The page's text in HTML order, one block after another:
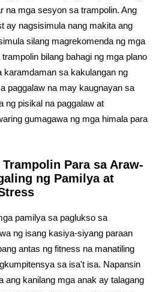
na mga sesyon sa trampolin. Ang
ay nagsisimula nang makita ang
silang magrekomenda ng mga
bilang bahagi ng mga plano
karamdaman sa kakulangan ng
paggalaw na may kaugnayan sa
ng pisikal na paggalaw at
gumagawa ng mga himala para
Para sa Araw-
ng Pamilya at
pamilya sa paglukso sa
ng isang kasiya-siyang paraan
antas ng fitness na manatiling
sa isa't isa. Napansin
ang kanilang mga anak ay talagang